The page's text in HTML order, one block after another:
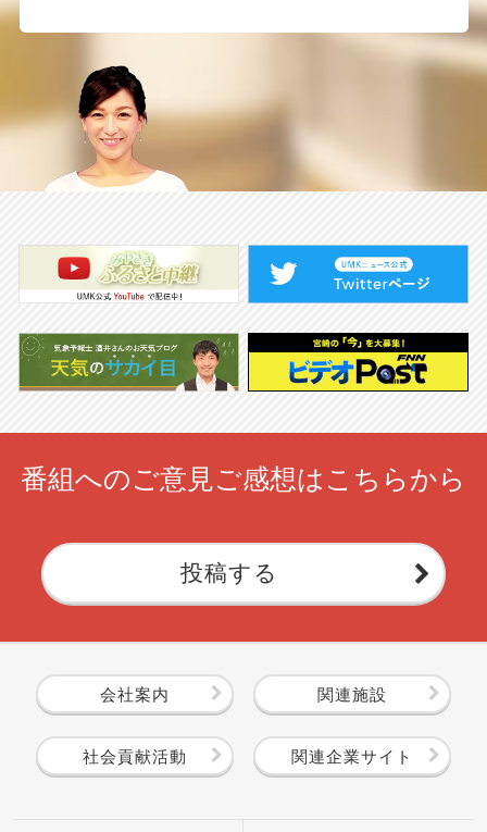
番組へのご意見ご感想はこちらから
投稿する
会社案内 関連施設
社会貢献活動 関連企業サイト